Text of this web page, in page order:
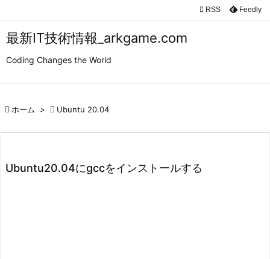
最新IT技術情報_arkgame.com
Coding Changes the World


 RSS Feedly
 ホーム >  Ubuntu 20.04
Ubuntu20.04にgccをインストールする